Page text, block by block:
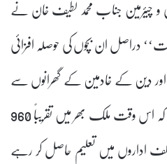
و چیئرمین جناب محمد لطیف خان نے
دراصل ان بچوں کی حوصلہ افزائی
دین کے خادمین کے گھرانوں سے
تعلق رکھتے ہیں۔ انہوں نے بتایا کہ اس وقت ملک بھر میں تقریباً 960
اداروں میں تعلیم حاصل کر رہے